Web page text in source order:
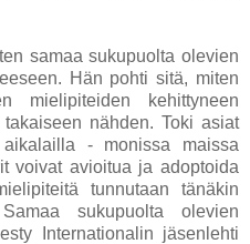
samaa sukupuolta olevien
Hän pohti sitä, miten
mielipiteiden kehittyneen
nähden. Toki asiat
- monissa maissa
voivat avioitua ja adoptoida
tunnutaan tänäkin
sukupuolta olevien
Internationalin jäsenlehti